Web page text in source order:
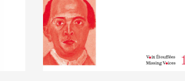
arrangé
€15. 00